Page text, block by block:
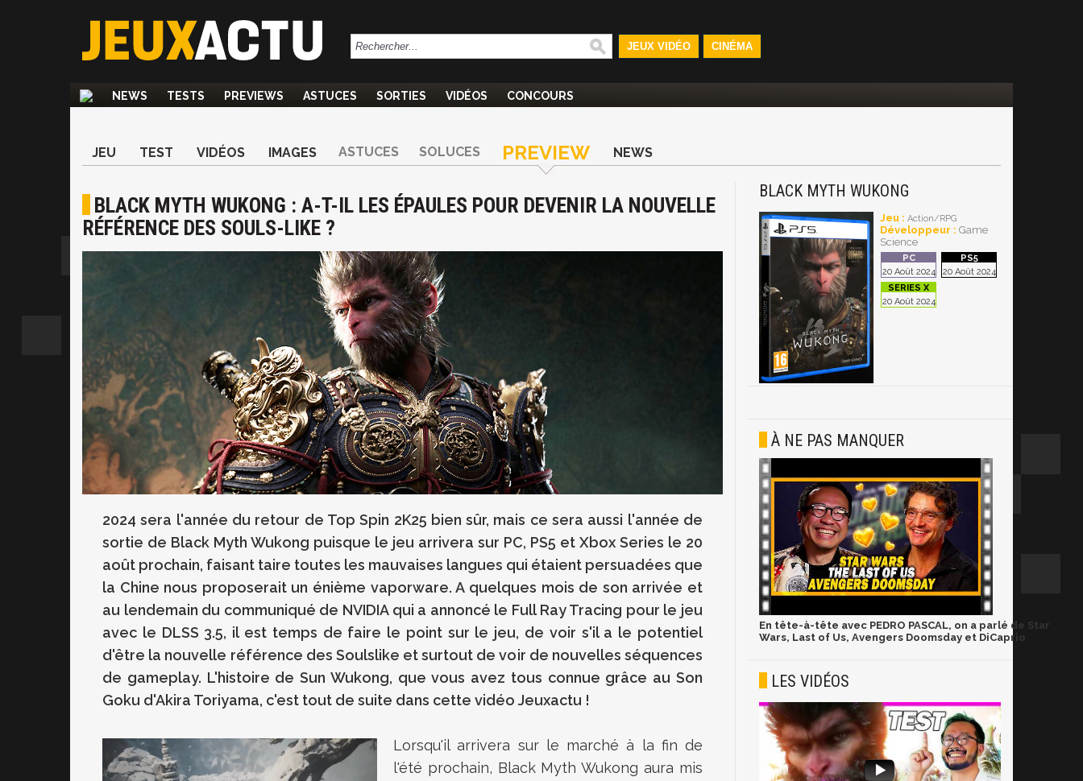
JEUX VIDÉO CINÉMA
NEWS TESTS PREVIEWS ASTUCES SORTIES VIDÉOS CONCOURS
JEU TEST VIDÉOS IMAGES ASTUCES SOLUCES PREVIEW NEWS
BLACK MYTH WUKONG : A-T-IL LES ÉPAULES POUR DEVENIR LA NOUVELLE
RÉFÉRENCE DES SOULS-LIKE ?
2024 sera l'année du retour de Top Spin 2K25 bien sûr, mais ce sera aussi l'année de
sortie de Black Myth Wukong puisque le jeu arrivera sur PC, PS5 et Xbox Series le 20
août prochain, faisant taire toutes les mauvaises langues qui étaient persuadées que
la Chine nous proposerait un énième vaporware. A quelques mois de son arrivée et
au lendemain du communiqué de NVIDIA qui a annoncé le Full Ray Tracing pour le jeu
avec le DLSS 3.5, il est temps de faire le point sur le jeu, de voir s'il a le potentiel
d'être la nouvelle référence des Soulslike et surtout de voir de nouvelles séquences
de gameplay. L'histoire de Sun Wukong, que vous avez tous connue grâce au Son
Goku d'Akira Toriyama, c'est tout de suite dans cette vidéo Jeuxactu !
Lorsqu'il arrivera sur le marché à la fin de
l'été prochain, Black Myth Wukong aura mis
BLACK MYTH WUKONG
Jeu : Action/RPG
Développeur : Game
Science
20 Août 2024 20 Août 2024
20 Août 2024
À NE PAS MANQUER
En tête-à-tête avec PEDRO PASCAL, on a parlé de Star
Wars, Last of Us, Avengers Doomsday et DiCaprio
LES VIDÉOS